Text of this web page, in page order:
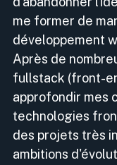
me former de
développement
Après de
fullstack (front-
approfondir mes
technologies
des projets très
ambitions